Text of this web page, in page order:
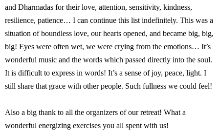
and Dharmadas for their love, attention, sensitivity, kindness,
resilience, patience… I can continue this list indefinitely. This was a
situation of boundless love, our hearts opened, and became big, big,
big! Eyes were often wet, we were crying from the emotions… It’s
wonderful music and the words which passed directly into the soul.
It is difficult to express in words! It’s a sense of joy, peace, light. I
still share that grace with other people. Such fullness we could feel!
Also a big thank to all the organizers of our retreat! What a
wonderful energizing exercises you all spent with us!